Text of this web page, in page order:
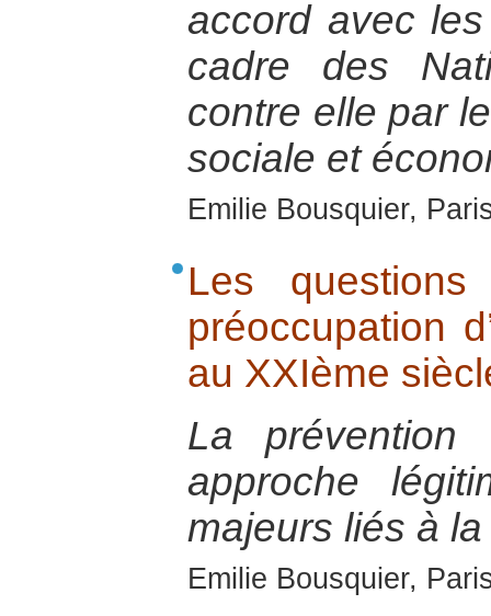
accord avec
cadre des
contre elle par
sociale et
Emilie Bousquier,
Les
préoccupation
au XXIème
La prévention
approche
majeurs liés à
Emilie Bousquier,